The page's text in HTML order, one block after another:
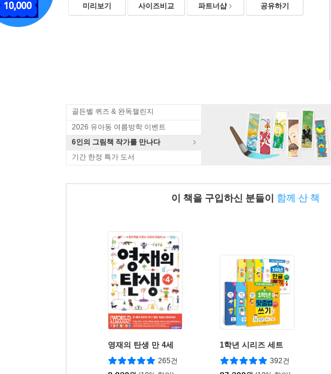
미리보기 사이즈비교 파트너샵 공유하기
골든벨 퀴즈 & 완독챌린지
2026 유아동 여름방학 이벤트
6인의 그림책 작가를 만나다
기간 한정 특가 도서
이 책을 구입하신 분들이 함께 산 책
영재의 탄생 만 4세
265건
1학년 시리즈 세트
392건